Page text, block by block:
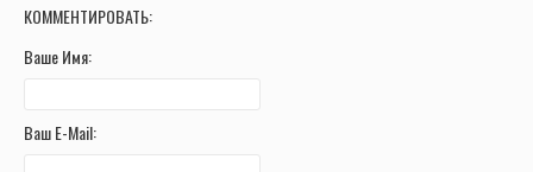
КОММЕНТИРОВАТЬ:
Ваше Имя:
Ваш E-Mail: